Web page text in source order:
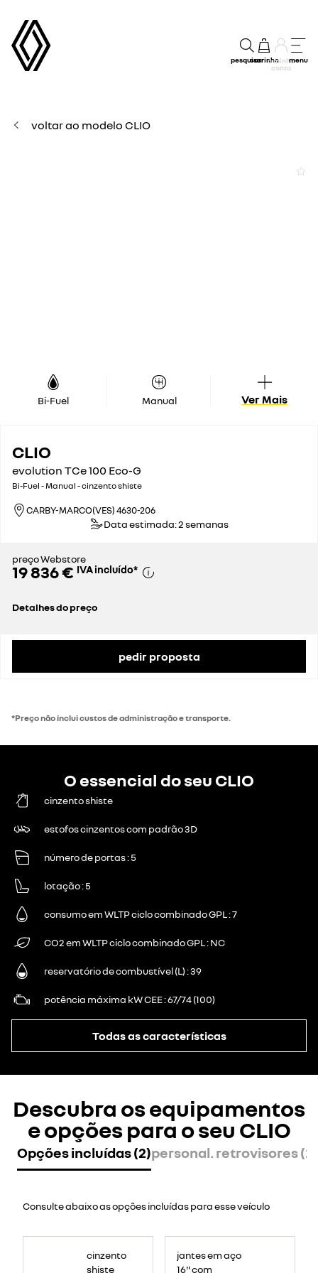
pesquisarcarrinhoa minha
conta
menu
voltar ao modelo CLIO
Bi-Fuel Manual Ver Mais
CLIO
evolution TCe 100 Eco-G
Bi-Fuel - Manual - cinzento shiste
CARBY-MARCO(VES) 4630-206
Data estimada: 2 semanas
preço Webstore
19 836 € IVA incluído*
Detalhes do preço
Taxa de IVA
23%
preço de catálogo com impostos
pedir proposta
*Preço não inclui custos de administração e transporte.
O essencial do seu CLIO
cinzento shiste
estofos cinzentos com padrão 3D
número de portas 5
lotação 5
consumo em WLTP ciclo combinado GPL 7
CO2 em WLTP ciclo combinado GPL NC
reservatório de combustível (L) 39
potência máxima kW CEE 67/74 (100)
Todas as características
Descubra os equipamentos
e opções para o seu CLIO
Opções incluídas (2)personal. retrovisores (2)
Consulte abaixo as opções incluídas para esse veículo
cinzento
shiste
jantes em aço
16'' com